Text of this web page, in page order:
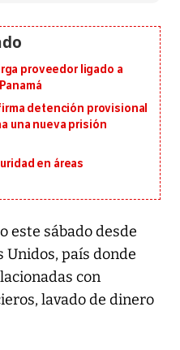
proveedor ligado a
detención provisional
una nueva prisión
en áreas
este sábado desde
Unidos, país donde
con
lavado de dinero